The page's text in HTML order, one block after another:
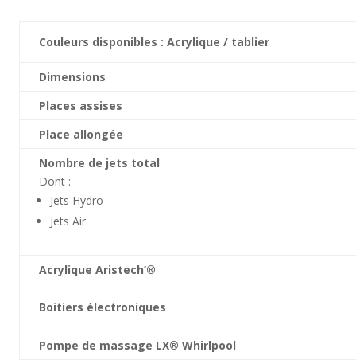
Couleurs disponibles : Acrylique / tablier
Dimensions
Places assises
Place allongée
Nombre de jets total
Dont :
Jets Hydro
Jets Air
Acrylique Aristech’®
Boitiers électroniques
Pompe de massage LX® Whirlpool